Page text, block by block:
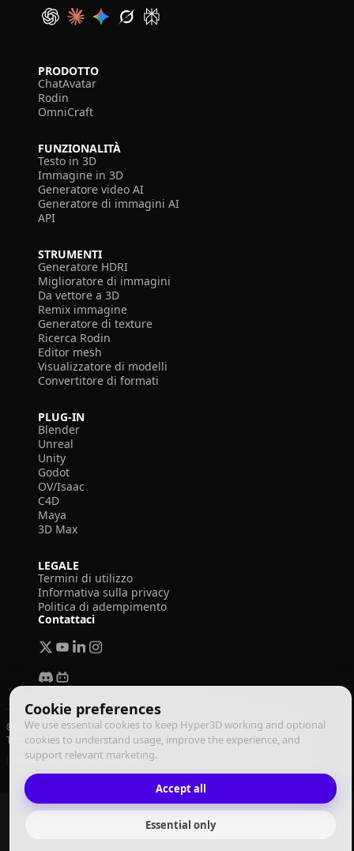
Cookie preferences
We use essential cookies to keep Hyper3D working and optional
cookies to understand usage, improve the experience, and
support relevant marketing.
Accept all
Essential only
PRODOTTO
ChatAvatar
Rodin
OmniCraft
FUNZIONALITÀ
Testo in 3D
Immagine in 3D
Generatore video AI
Generatore di immagini AI
API
STRUMENTI
Generatore HDRI
Miglioratore di immagini
Da vettore a 3D
Remix immagine
Generatore di texture
Ricerca Rodin
Editor mesh
Visualizzatore di modelli
Convertitore di formati
PLUG-IN
Blender
Unreal
Unity
Godot
OV/Isaac
C4D
Maya
3D Max
LEGALE
Termini di utilizzo
Informativa sulla privacy
Politica di adempimento
Contattaci
© 2026 Deemos Corporation. Tutti i diritti riservati
Termini di UtilizzoInformativa sulla PrivacyPolitica di Adempimento
Italiano